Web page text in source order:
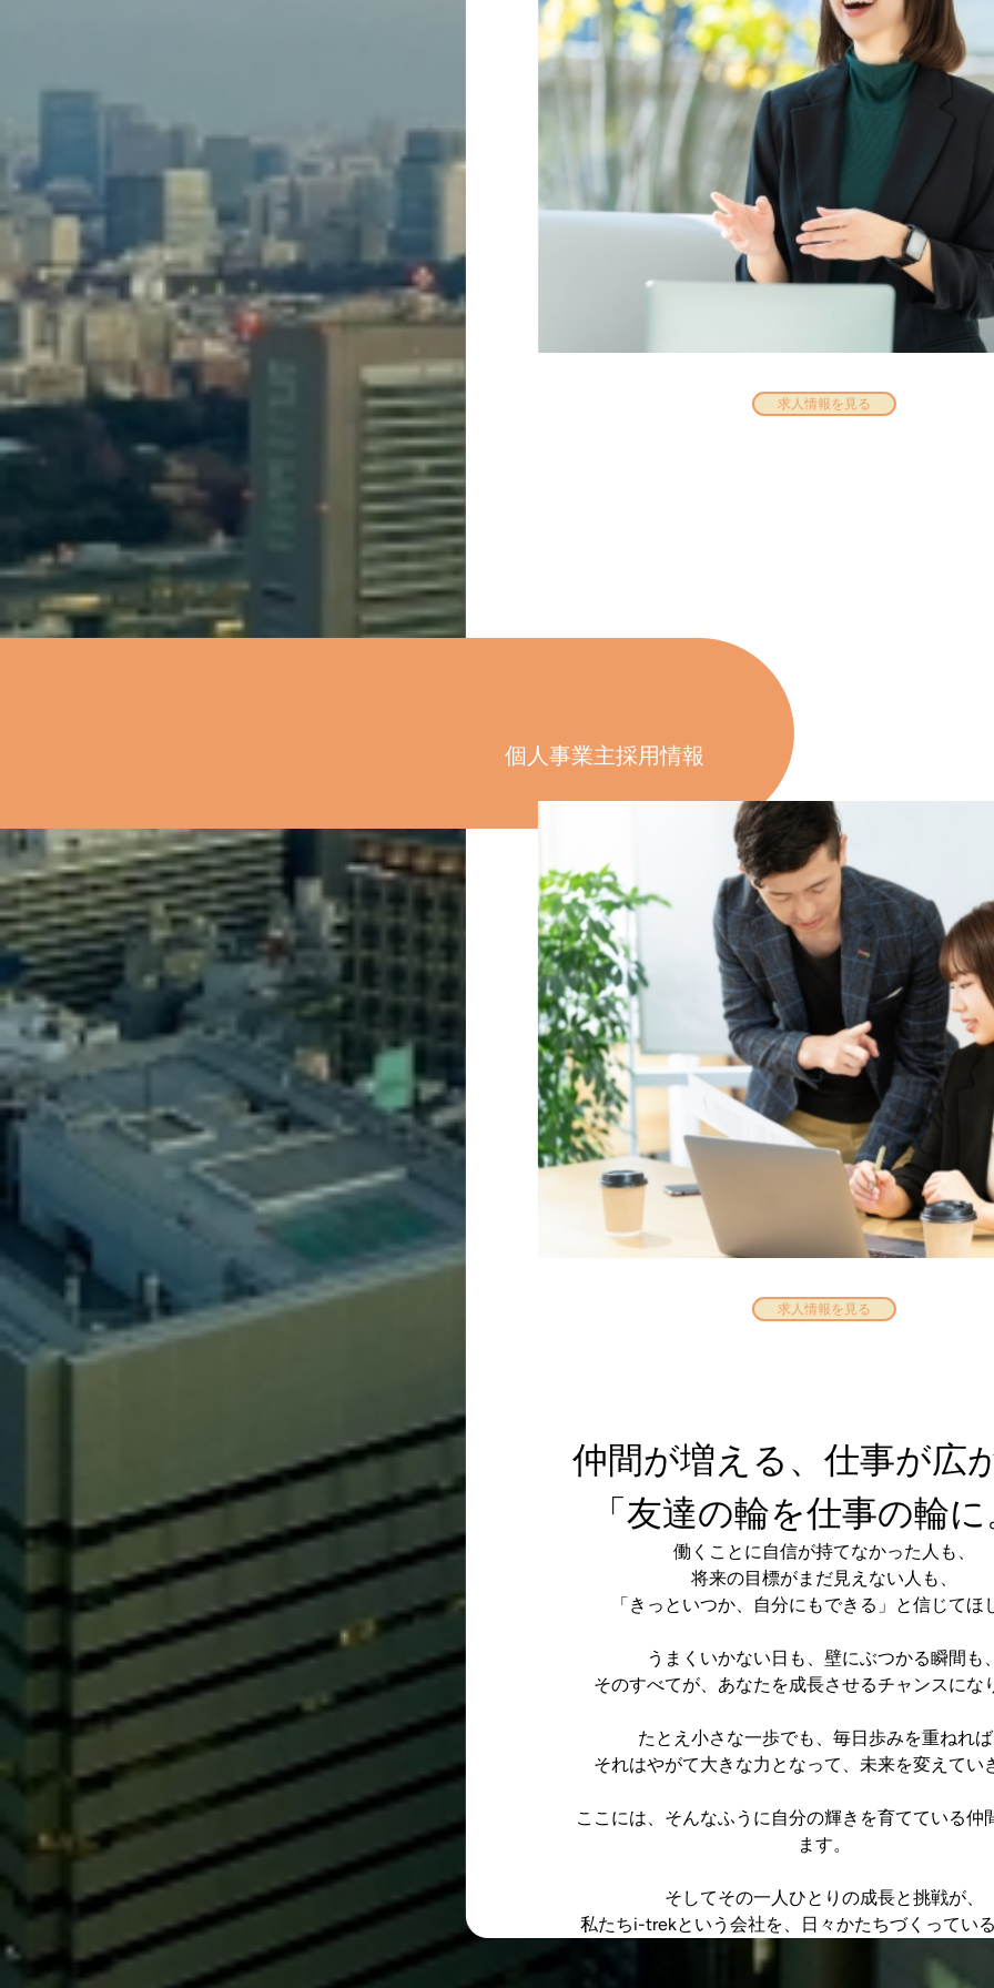
求人情報を見る
個人事業主採用情報
求人情報を見る
仲間が増える、仕事が広
「友達の輪を仕事の輪
働くことに自信が持てなかった人も、
将来の目標がまだ見えない人も、
「きっといつか、自分にもできる」と信じてほ
うまくいかない日も、壁にぶつかる瞬間も
そのすべてが、あなたを成長させるチャンスにな
たとえ小さな一歩でも、毎日歩みを重ねれ
それはやがて大きな力となって、未来を変えてい
ここには、そんなふうに自分の輝きを育てている仲
ます。
そしてその一人ひとりの成長と挑戦が、
私たちi-trekという会社を、日々かたちづくってい